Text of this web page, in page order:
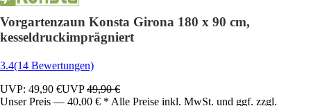
Vorgartenzaun Konsta Girona 180 x 90 cm,
kesseldruckimprägniert
3.4(14 Bewertungen)
UVP: 49,90 €UVP49,90 €
Unser Preis — 40,00 € * Alle Preise inkl. MwSt. und ggf. zzgl.